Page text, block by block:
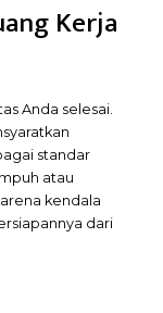
Kerja
Anda selesai.
standar
atau
kendala
dari